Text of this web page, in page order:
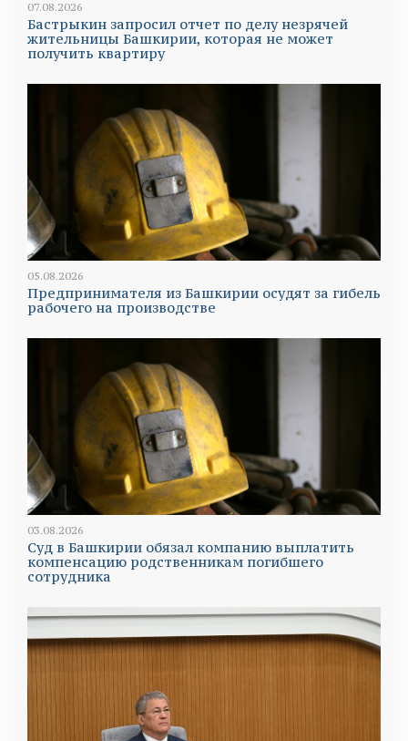
07.08.2026
Бастрыкин запросил отчет по делу незрячей
жительницы Башкирии, которая не может
получить квартиру
05.08.2026
Предпринимателя из Башкирии осудят за гибель
рабочего на производстве
03.08.2026
Суд в Башкирии обязал компанию выплатить
компенсацию родственникам погибшего
сотрудника